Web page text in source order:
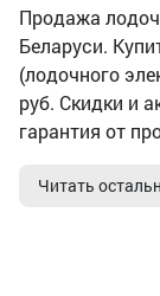
Продажа
Беларуси.
(лодочного
руб. Скидки и
гарантия от
Читать